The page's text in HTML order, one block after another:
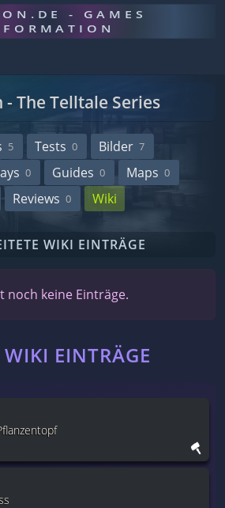
- GAMES
- The Telltale Series
5 Tests 0 Bilder 7
0 Guides 0 Maps 0
Reviews 0 Wiki
WIKI EINTRÄGE
noch keine Einträge.
EINTRÄGE